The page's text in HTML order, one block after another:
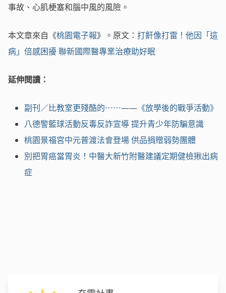
事故、心肌梗塞和腦中風的風險。
本文章來自《桃園電子報》。原文： 打鼾像打雷！他因「這
病」倍感困擾 聯新國際醫專業治療助好眠
延伸閱讀：
副刊／比教室更殘酷的⋯⋯——《放學後的戰爭活動》
八德警籃球活動反毒反詐宣導 提升青少年防騙意識
桃園景福宮中元普渡法會登場 供品捐贈弱勢團體
別把胃癌當胃炎！中醫大新竹附醫建議定期健檢揪出病
症